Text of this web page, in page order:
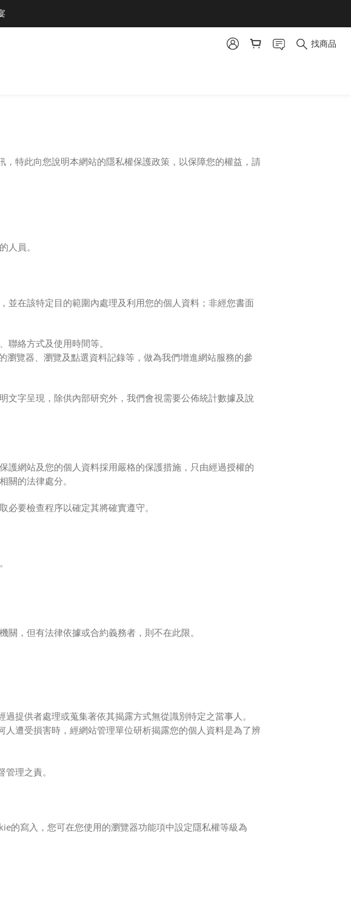
找商品
特此向您說明本網站的隱私權保護政策，以保障您的權益，請
人員。
並在該特定目的範圍內處理及利用您的個人資料；非經您書面
絡方式及使用時間等。
覽器、瀏覽及點選資料記錄等，做為我們增進網站服務的參
文字呈現，除供內部研究外，我們會視需要公佈統計數據及說
護網站及您的個人資料採用嚴格的保護措施，只由經過授權的
關的法律處分。
必要檢查程序以確定其將確實遵守。
，但有法律依據或合約義務者，則不在此限。
提供者處理或蒐集著依其揭露方式無從識別特定之當事人。
遭受損害時，經網站管理單位研析揭露您的個人資料是為了辨
理之責。
的寫入，您可在您使用的瀏覽器功能項中設定隱私權等級為